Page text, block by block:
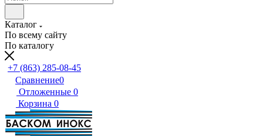
Каталог
По всему сайту
По каталогу
+7 (863) 285-08-45
Сравнение0
Отложенные 0
Корзина 0